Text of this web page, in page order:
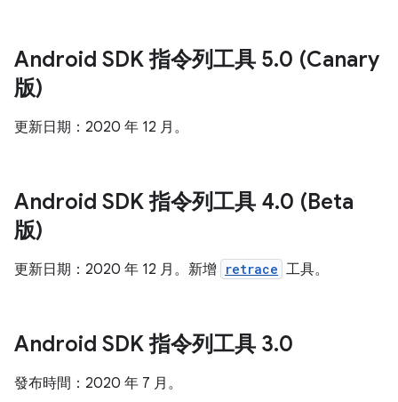
Android SDK 指令列工具 5.0 (Canary
版)
更新日期：2020 年 12 月。
Android SDK 指令列工具 4.0 (Beta
版)
更新日期：2020 年 12 月。新增 retrace 工具。
Android SDK 指令列工具 3.0
發布時間：2020 年 7 月。